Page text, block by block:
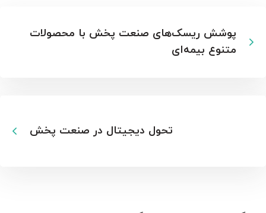
پوشش ریسک‌های صنعت پخش با محصولات
متنوع بیمه‌ای
تحول دیجیتال در صنعت پخش